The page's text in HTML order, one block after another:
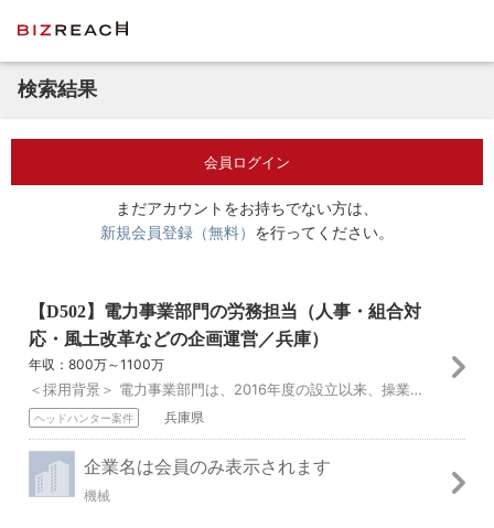
検索結果
会員ログイン
まだアカウントをお持ちでない方は、
新規会員登録（無料） を行ってください。
【D502】電力事業部門の労務担当（人事・組合対
応・風土改革などの企画運営／兵庫）
年収：800万～1100万
＜採用背景＞ 電力事業部門は、2016年度の設立以来、操業中の神戸発電所・真岡発電所の安定操業および安定収益基盤の確立を目標とし、企画管理部はその目標を達成す...
ヘッドハンター案件 兵庫県
企業名は会員のみ表示されます
機械